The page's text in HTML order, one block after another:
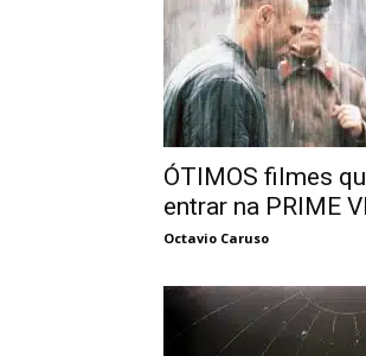
ÓTIMOS filmes
entrar na PRIME
Octavio Caruso